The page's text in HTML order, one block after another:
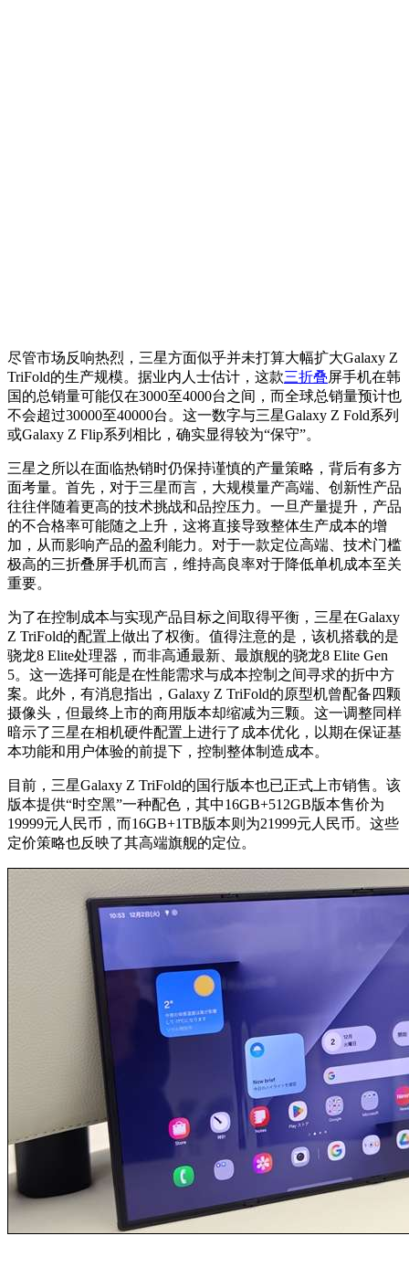
尽管市场反响热烈，三星方面似乎并未打算大幅扩大Galaxy Z
TriFold的生产规模。据业内人士估计，这款三折叠屏手机在韩
国的总销量可能仅在3000至4000台之间，而全球总销量预计也
不会超过30000至40000台。这一数字与三星Galaxy Z Fold系列
或Galaxy Z Flip系列相比，确实显得较为“保守”。
三星之所以在面临热销时仍保持谨慎的产量策略，背后有多方
面考量。首先，对于三星而言，大规模量产高端、创新性产品
往往伴随着更高的技术挑战和品控压力。一旦产量提升，产品
的不合格率可能随之上升，这将直接导致整体生产成本的增
加，从而影响产品的盈利能力。对于一款定位高端、技术门槛
极高的三折叠屏手机而言，维持高良率对于降低单机成本至关
重要。
为了在控制成本与实现产品目标之间取得平衡，三星在Galaxy
Z TriFold的配置上做出了权衡。值得注意的是，该机搭载的是
骁龙8 Elite处理器，而非高通最新、最旗舰的骁龙8 Elite Gen
5。这一选择可能是在性能需求与成本控制之间寻求的折中方
案。此外，有消息指出，Galaxy Z TriFold的原型机曾配备四颗
摄像头，但最终上市的商用版本却缩减为三颗。这一调整同样
暗示了三星在相机硬件配置上进行了成本优化，以期在保证基
本功能和用户体验的前提下，控制整体制造成本。
目前，三星Galaxy Z TriFold的国行版本也已正式上市销售。该
版本提供“时空黑”一种配色，其中16GB+512GB版本售价为
19999元人民币，而16GB+1TB版本则为21999元人民币。这些
定价策略也反映了其高端旗舰的定位。